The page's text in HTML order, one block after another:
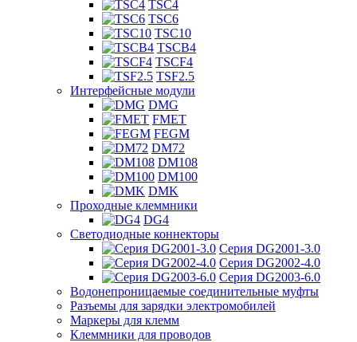
TSC4
TSC6
TSC10
TSCB4
TSCF4
TSF2.5
Интерфейсные модули
DMG
FMET
FEGM
DM72
DM108
DM100
DMK
Проходные клеммники
DG4
Светодиодные коннекторы
Серия DG2001-3.0
Серия DG2002-4.0
Серия DG2003-6.0
Водонепроницаемые соединительные муфты
Разъемы для зарядки электромобилей
Маркеры для клемм
Клеммники для проводов